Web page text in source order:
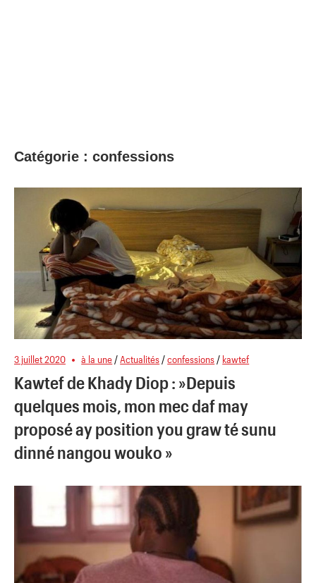
Catégorie : confessions
3 juillet 2020 à la une /Actualités /confessions / kawtef
Kawtef de Khady Diop : »Depuis
quelques mois, mon mec daf may
proposé ay position you graw té sunu
dinné nangou wouko »